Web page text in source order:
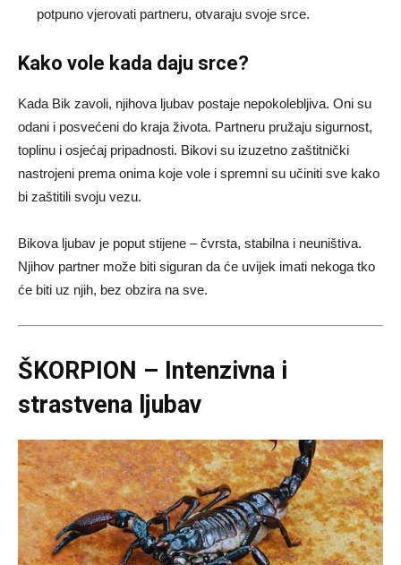
potpuno vjerovati partneru, otvaraju svoje srce.
Kako vole kada daju srce?
Kada Bik zavoli, njihova ljubav postaje nepokolebljiva. Oni su
odani i posvećeni do kraja života. Partneru pružaju sigurnost,
toplinu i osjećaj pripadnosti. Bikovi su izuzetno zaštitnički
nastrojeni prema onima koje vole i spremni su učiniti sve kako
bi zaštitili svoju vezu.
Bikova ljubav je poput stijene – čvrsta, stabilna i neuništiva.
Njihov partner može biti siguran da će uvijek imati nekoga tko
će biti uz njih, bez obzira na sve.
ŠKORPION – Intenzivna i
strastvena ljubav